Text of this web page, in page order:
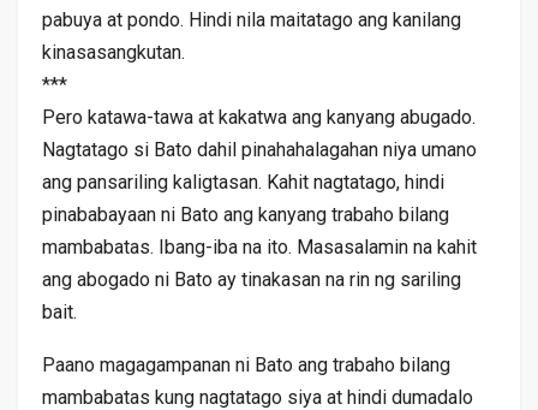
pabuya at pondo. Hindi nila maitatago ang kanilang
kinasasangkutan.
***
Pero katawa-tawa at kakatwa ang kanyang abugado.
Nagtatago si Bato dahil pinahahalagahan niya umano
ang pansariling kaligtasan. Kahit nagtatago, hindi
pinababayaan ni Bato ang kanyang trabaho bilang
mambabatas. Ibang-iba na ito. Masasalamin na kahit
ang abogado ni Bato ay tinakasan na rin ng sariling
bait.
Paano magagampanan ni Bato ang trabaho bilang
mambabatas kung nagtatago siya at hindi dumadalo